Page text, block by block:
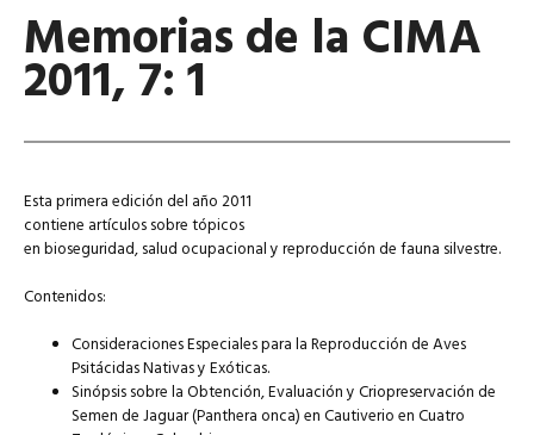
Memorias de la CIMA
2011, 7: 1
Esta primera edición del año 2011
contiene artículos sobre tópicos
en bioseguridad, salud ocupacional y reproducción de fauna silvestre.
Contenidos:
Consideraciones Especiales para la Reproducción de Aves
Psitácidas Nativas y Exóticas.
Sinópsis sobre la Obtención, Evaluación y Criopreservación de
Semen de Jaguar (Panthera onca) en Cautiverio en Cuatro